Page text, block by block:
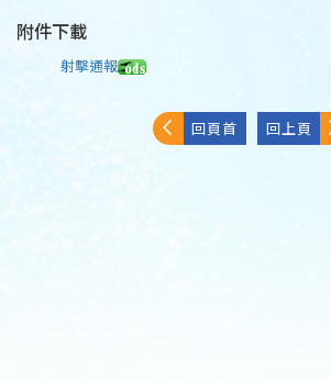
附件下載
射擊通報
回頁首 回上頁